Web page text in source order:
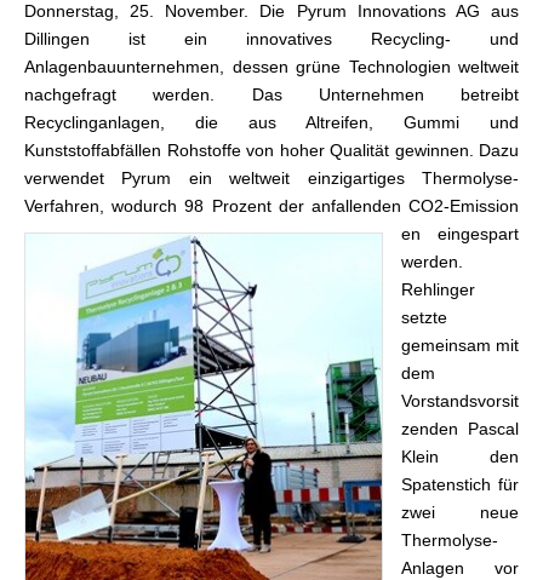
Donnerstag, 25. November. Die Pyrum Innovations AG aus
Dillingen ist ein innovatives Recycling- und
Anlagenbauunternehmen, dessen grüne Technologien weltweit
nachgefragt werden. Das Unternehmen betreibt
Recyclinganlagen, die aus Altreifen, Gummi und
Kunststoffabfällen Rohstoffe von hoher Qualität gewinnen. Dazu
verwendet Pyrum ein weltweit einzigartiges Thermolyse-
Verfahren, wodurch 98 Prozent der anfallenden CO2-Emission
en eingespart
werden.
Rehlinger
setzte
gemeinsam mit
dem
Vorstandsvorsit
zenden Pascal
Klein den
Spatenstich für
zwei neue
Thermolyse-
Anlagen vor